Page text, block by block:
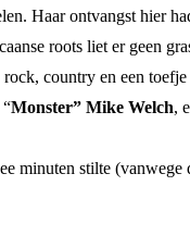
Haar ontvangst hier
roots liet er geen
country en een
Monster” Mike Welch,
minuten stilte (vanwege